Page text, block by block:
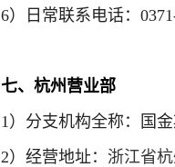
6）日常联系电话：
七、杭州营业部
1） 分支机构全称 ：国
2）经营地址： 浙江省